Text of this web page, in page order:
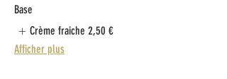
Base
Crème fraiche 2,50 €
Afficher plus